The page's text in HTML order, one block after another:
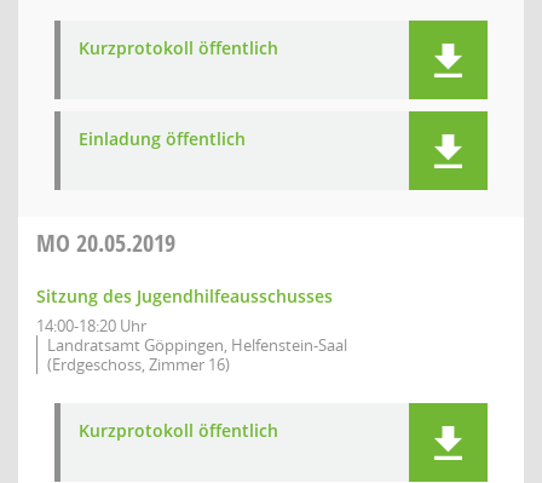
Kurzprotokoll öffentlich
Einladung öffentlich
MO 20.05.2019
Sitzung des Jugendhilfeausschusses
14:00-18:20 Uhr
Landratsamt Göppingen, Helfenstein-Saal
(Erdgeschoss, Zimmer 16)
Kurzprotokoll öffentlich